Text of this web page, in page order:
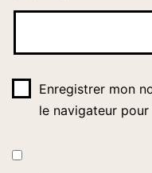
Enregistrer mon
le navigateur